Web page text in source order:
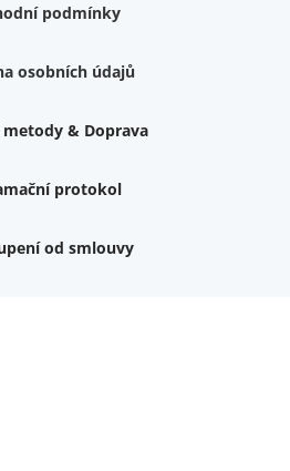
podmínky
osobních údajů
& Doprava
protokol
od smlouvy